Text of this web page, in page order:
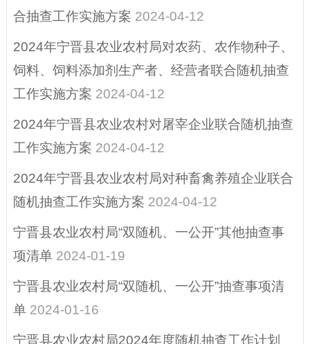
营商环境、助企纾
困
重点领域信息公开
其他
县域商业建设行动
（电子商务进农村
招考招录
合抽查工作实施方案 2024-04-12
2024年宁晋县农业农村局对农药、农作物种子、
饲料、饲料添加剂生产者、经营者联合随机抽查
工作实施方案 2024-04-12
2024年宁晋县农业农村对屠宰企业联合随机抽查
工作实施方案 2024-04-12
2024年宁晋县农业农村局对种畜禽养殖企业联合
随机抽查工作实施方案 2024-04-12
宁晋县农业农村局“双随机、一公开”其他抽查事
项清单 2024-01-19
宁晋县农业农村局“双随机、一公开”抽查事项清
单 2024-01-16
宁晋县农业农村局2024年度随机抽查工作计划